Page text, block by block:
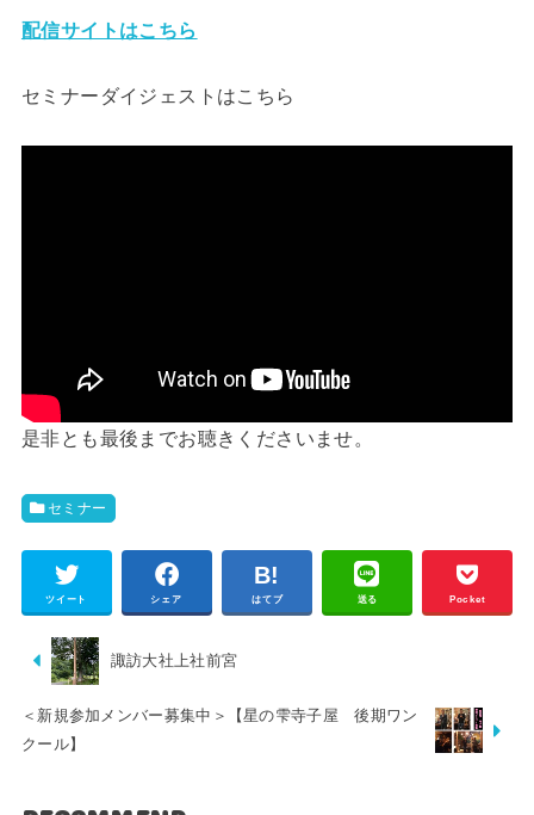
配信サイトはこちら
セミナーダイジェストはこちら
是非とも最後までお聴きくださいませ。
セミナー
ツイート シェア はてブ 送る Pocket
諏訪大社上社前宮
＜新規参加メンバー募集中＞【星の雫寺子屋 後期ワン
クール】